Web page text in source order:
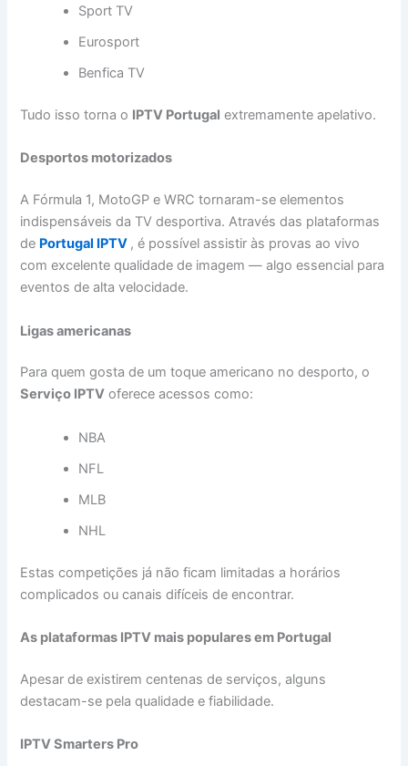
Sport TV
Eurosport
Benfica TV
Tudo isso torna o IPTV Portugal extremamente apelativo.
Desportos motorizados
A Fórmula 1, MotoGP e WRC tornaram-se elementos
indispensáveis da TV desportiva. Através das plataformas
de Portugal IPTV , é possível assistir às provas ao vivo
com excelente qualidade de imagem — algo essencial para
eventos de alta velocidade.
Ligas americanas
Para quem gosta de um toque americano no desporto, o
Serviço IPTV oferece acessos como:
NBA
NFL
MLB
NHL
Estas competições já não ficam limitadas a horários
complicados ou canais difíceis de encontrar.
As plataformas IPTV mais populares em Portugal
Apesar de existirem centenas de serviços, alguns
destacam-se pela qualidade e fiabilidade.
IPTV Smarters Pro